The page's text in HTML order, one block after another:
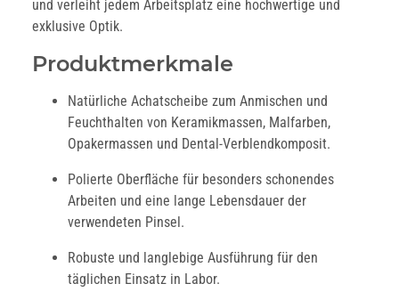
und verleiht jedem Arbeitsplatz eine hochwertige und
exklusive Optik.
Produktmerkmale
Natürliche Achatscheibe zum Anmischen und
Feuchthalten von Keramikmassen, Malfarben,
Opakermassen und Dental-Verblendkomposit.
Polierte Oberfläche für besonders schonendes
Arbeiten und eine lange Lebensdauer der
verwendeten Pinsel.
Robuste und langlebige Ausführung für den
täglichen Einsatz in Labor.